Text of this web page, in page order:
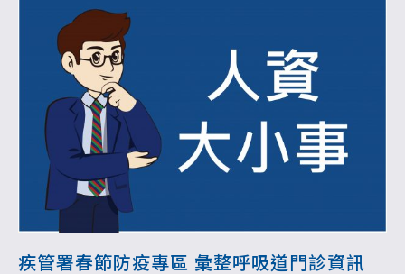
疾管署春節防疫專區 彙整呼吸道門診資訊